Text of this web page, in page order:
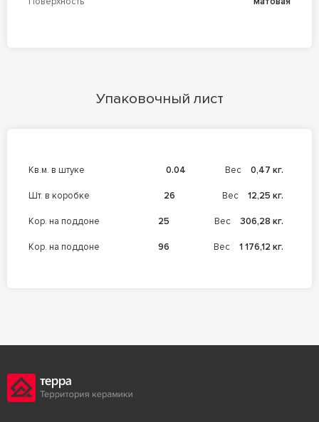
Упаковочный лист
кв.м. в штуке 0.04 Вес 0,47 кг.
шт. в коробке 26 Вес 12,25 кг.
кор. на поддоне 25 Вес 306,28 кг.
кор. на поддоне 96 Вес 1 176,12 кг.